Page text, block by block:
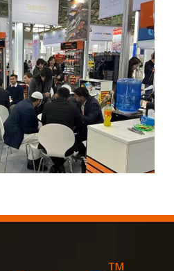
KENDO en la feria de Colonia 2023